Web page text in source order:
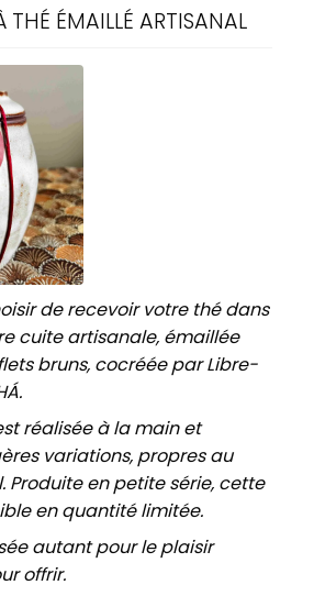
ÉMAILLÉ ARTISANAL
de recevoir votre thé dans
cuite artisanale, émaillée
bruns, cocréée par Libre-
réalisée à la main et
variations, propres au
Produite en petite série, cette
en quantité limitée.
autant pour le plaisir
offrir.